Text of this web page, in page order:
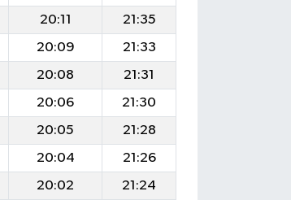
20:11
21:35
20:09
21:33
20:08
21:31
20:06
21:30
20:05
21:28
20:04
21:26
20:02
21:24